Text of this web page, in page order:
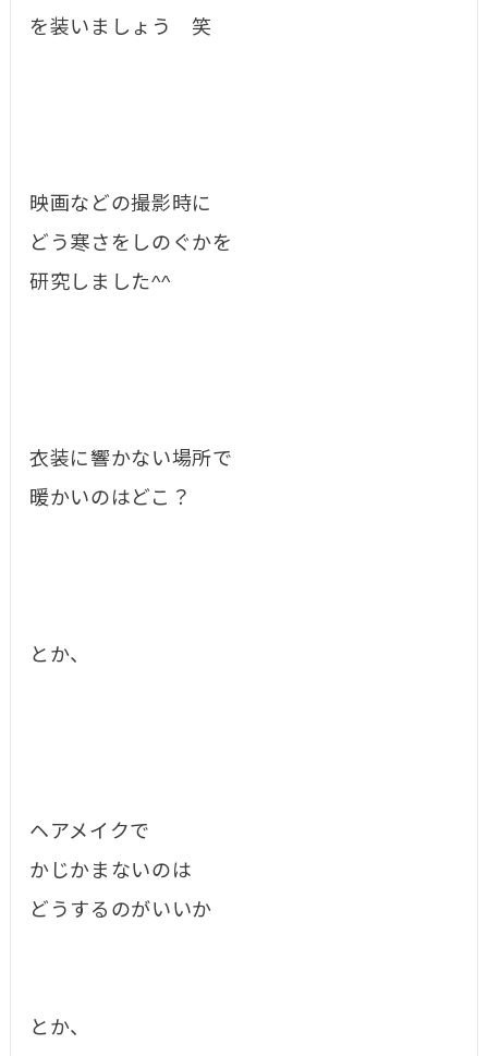
を装いましょう 笑
映画などの撮影時に
どう寒さをしのぐかを
研究しました^^
衣装に響かない場所で
暖かいのはどこ？
とか、
ヘアメイクで
かじかまないのは
どうするのがいいか
とか、